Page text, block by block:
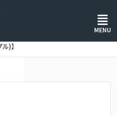
MENU
スの同時修理を郵送で神奈川からご
)】